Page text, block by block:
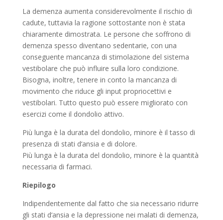
La demenza aumenta considerevolmente il rischio di
cadute, tuttavia la ragione sottostante non è stata
chiaramente dimostrata. Le persone che soffrono di
demenza spesso diventano sedentarie, con una
conseguente mancanza di stimolazione del sistema
vestibolare che può influire sulla loro condizione.
Bisogna, inoltre, tenere in conto la mancanza di
movimento che riduce gli input propriocettivi e
vestibolari. Tutto questo può essere migliorato con
esercizi come il dondolio attivo.
Più lunga è la durata del dondolio, minore è il tasso di
presenza di stati d‘ansia e di dolore.
Più lunga è la durata del dondolio, minore è la quantità
necessaria di farmaci.
Riepilogo
Indipendentemente dal fatto che sia necessario ridurre
gli stati d‘ansia e la depressione nei malati di demenza,